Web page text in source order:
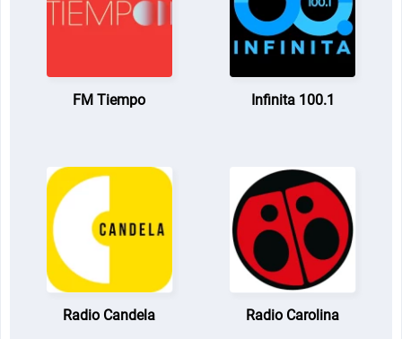
FM Tiempo Infinita 100.1
Radio Candela Radio Carolina